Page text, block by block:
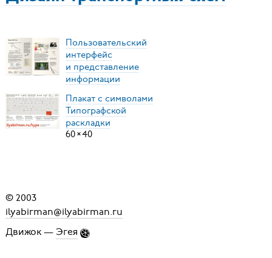
Пользовательский
интерфейс
и представление
информации
Плакат с символами
Типографской
раскладки
60×40
© 2003
ilyabirman@ilyabirman.ru
Движок — Эгея